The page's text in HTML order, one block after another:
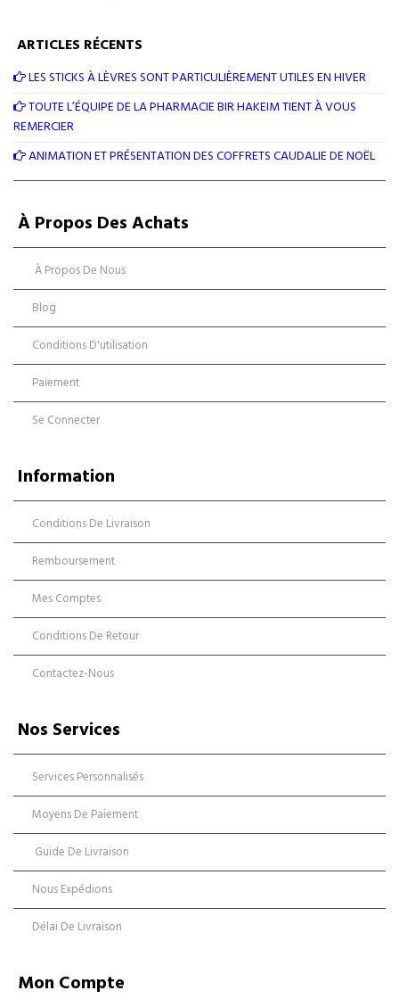
ARTICLES RÉCENTS
LES STICKS À LÈVRES SONT PARTICULIÈREMENT UTILES EN HIVER
TOUTE L’ÉQUIPE DE LA PHARMACIE BIR HAKEIM TIENT À VOUS
REMERCIER
ANIMATION ET PRÉSENTATION DES COFFRETS CAUDALIE DE NOËL
À Propos Des Achats
À Propos De Nous
Blog
Conditions D'utilisation
Paiement
Se Connecter
Information
Conditions De Livraison
Remboursement
Mes Comptes
Conditions De Retour
Contactez-Nous
Nos Services
Services Personnalisés
Moyens De Paiement
Guide De Livraison
Nous Expédions
Délai De Livraison
Mon Compte